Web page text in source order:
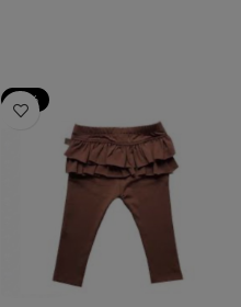
-50%